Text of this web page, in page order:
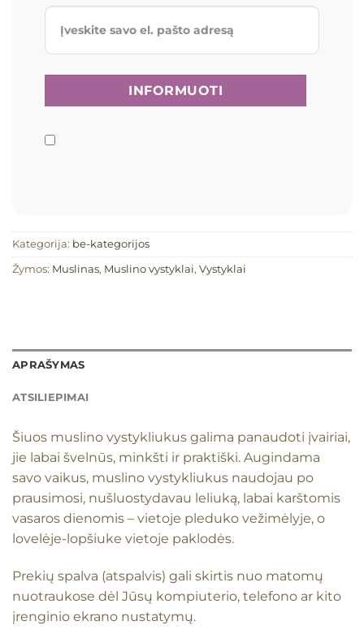
Kategorija: be-kategorijos
Žymos: Muslinas, Muslino vystyklai, Vystyklai
APRAŠYMAS
ATSILIEPIMAI
Šiuos muslino vystykliukus galima panaudoti įvairiai,
jie labai švelnūs, minkšti ir praktiški. Augindama
savo vaikus, muslino vystykliukus naudojau po
prausimosi, nušluostydavau leliuką, labai karštomis
vasaros dienomis – vietoje pleduko vežimėlyje, o
lovelėje-lopšiuke vietoje paklodės.
Prekių spalva (atspalvis) gali skirtis nuo matomų
nuotraukose dėl Jūsų kompiuterio, telefono ar kito
įrenginio ekrano nustatymų.